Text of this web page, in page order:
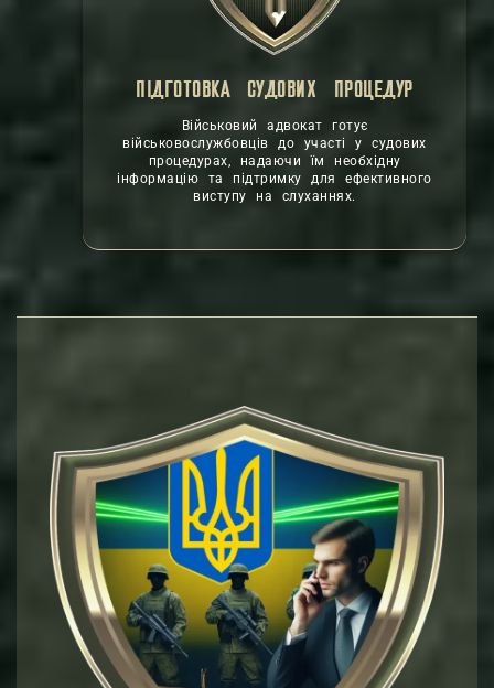
ПІДГОТОВКА СУДОВИХ ПРОЦЕДУР
Військовий адвокат готує
військовослужбовців до участі у судових
процедурах, надаючи їм необхідну
інформацію та підтримку для ефективного
виступу на слуханнях.